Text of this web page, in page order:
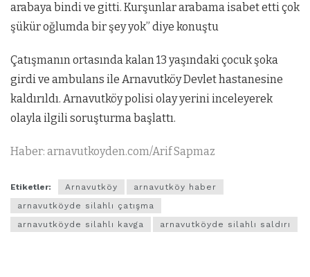
arabaya bindi ve gitti. Kurşunlar arabama isabet etti çok
şükür oğlumda bir şey yok” diye konuştu
Çatışmanın ortasında kalan 13 yaşındaki çocuk şoka
girdi ve ambulans ile Arnavutköy Devlet hastanesine
kaldırıldı. Arnavutköy polisi olay yerini inceleyerek
olayla ilgili soruşturma başlattı.
Haber: arnavutkoyden.com/Arif Sapmaz
Etiketler: Arnavutköy
arnavutköy haber
arnavutköyde silahlı çatışma
arnavutköyde silahlı kavga
arnavutköyde silahlı saldırı